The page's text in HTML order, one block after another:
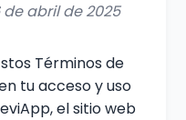
abril de 2025
Términos de
tu acceso y uso
el sitio web